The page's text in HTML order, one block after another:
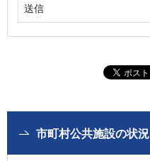
市町村公共施設の状況